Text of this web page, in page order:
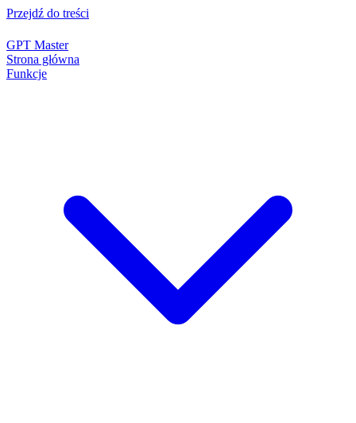
Przejdź do treści
GPT Master
Strona główna
Funkcje